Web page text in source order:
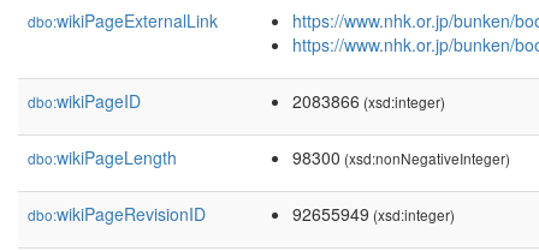
dbo:wikiPageExternalLink
https://www.nhk.or.jp/bunken/
https://www.nhk.or.jp/bunken/
dbo:wikiPageID 2083866 (xsd:integer)
dbo:wikiPageLength 98300 (xsd:nonNegativeInteger)
dbo:wikiPageRevisionID 92655949 (xsd:integer)